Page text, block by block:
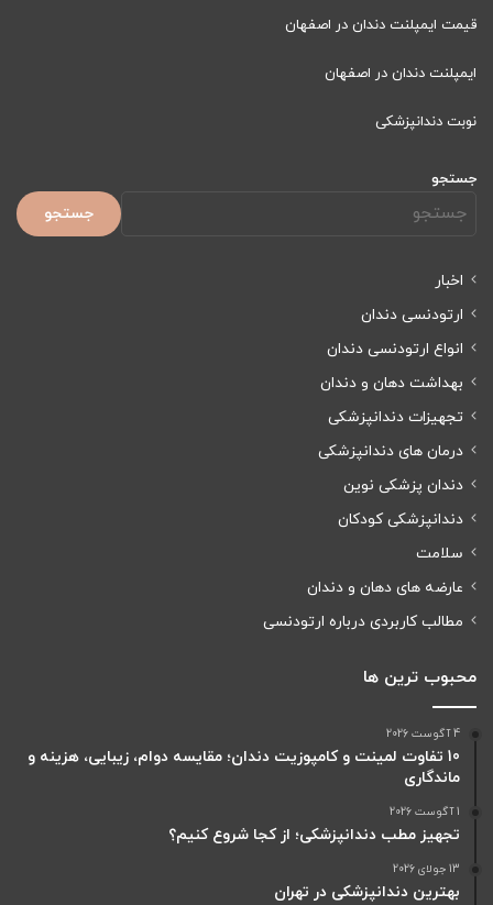
قیمت ایمپلنت دندان در اصفهان
ایمپلنت دندان در اصفهان
نوبت دندانپزشکی
جستجو
جستجو
اخبار
ارتودنسی دندان
انواع ارتودنسی دندان
بهداشت دهان و دندان
تجهیزات دندانپزشکی
درمان های دندانپزشکی
دندان پزشکی نوین
دندانپزشکی کودکان
سلامت
عارضه های دهان و دندان
مطالب کاربردی درباره ارتودنسی
محبوب ترین ها
4 آگوست 2026
10 تفاوت لمینت و کامپوزیت دندان؛ مقایسه دوام، زیبایی، هزینه و
ماندگاری
1 آگوست 2026
تجهیز مطب دندانپزشکی؛ از کجا شروع کنیم؟
13 جولای 2026
بهترین دندانپزشکی در تهران